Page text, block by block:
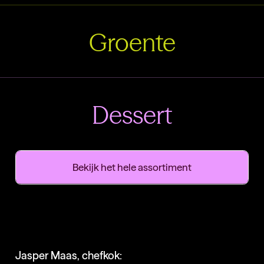
Groente
Dessert
Bekijk het hele assortiment
Jasper Maas, chefkok: